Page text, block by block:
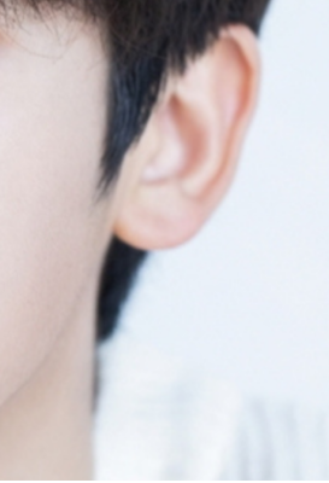
elenco
Love
Revolution”